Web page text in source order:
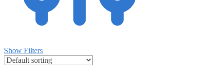
Show Filters